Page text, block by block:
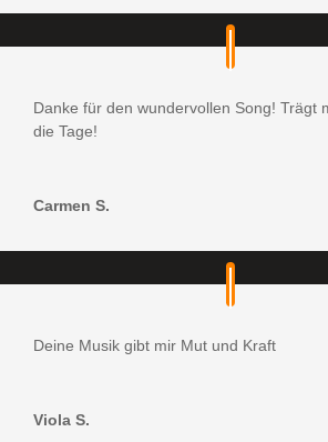
Danke für den wundervollen Song! Trägt
die Tage!
Carmen S.
Deine Musik gibt mir Mut und Kraft
Viola S.